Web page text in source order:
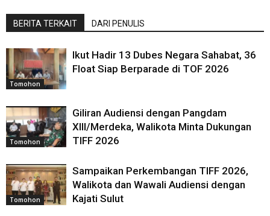
BERITA TERKAIT DARI PENULIS
Tomohon
Ikut Hadir 13 Dubes Negara Sahabat, 36
Float Siap Berparade di TOF 2026
Tomohon
Giliran Audiensi dengan Pangdam
XIII/Merdeka, Walikota Minta Dukungan
TIFF 2026
Tomohon
Sampaikan Perkembangan TIFF 2026,
Walikota dan Wawali Audiensi dengan
Kajati Sulut